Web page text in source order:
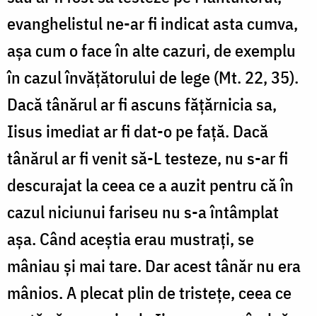
evanghelistul ne-ar fi indicat asta cumva,
așa cum o face în alte cazuri, de exemplu
în cazul învățătorului de lege (Mt. 22, 35).
Dacă tânărul ar fi ascuns fățărnicia sa,
Iisus imediat ar fi dat-o pe față. Dacă
tânărul ar fi venit să-L testeze, nu s-ar fi
descurajat la ceea ce a auzit pentru că în
cazul niciunui fariseu nu s-a întâmplat
așa. Când aceștia erau mustrați, se
mâniau și mai tare. Dar acest tânăr nu era
mânios. A plecat plin de tristețe, ceea ce